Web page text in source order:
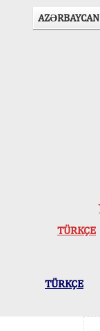
AZӘRBAYCAN
TÜRKÇE
TÜRKÇE